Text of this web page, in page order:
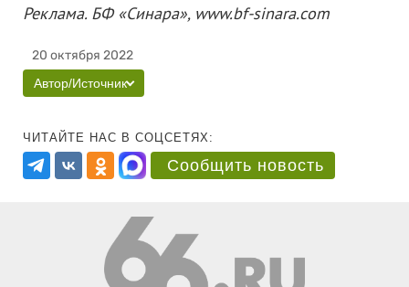
Реклама. БФ «Синара», www.bf-sinara.com
20 октября 2022
Автор/Источник
ЧИТАЙТЕ НАС В СОЦСЕТЯХ:
Сообщить новость